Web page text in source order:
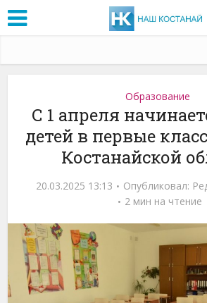
Образование
С 1 апреля
детей в первые
Костанайской
20.03.2025 13:13 Опубликовал:
2 мин на чтение